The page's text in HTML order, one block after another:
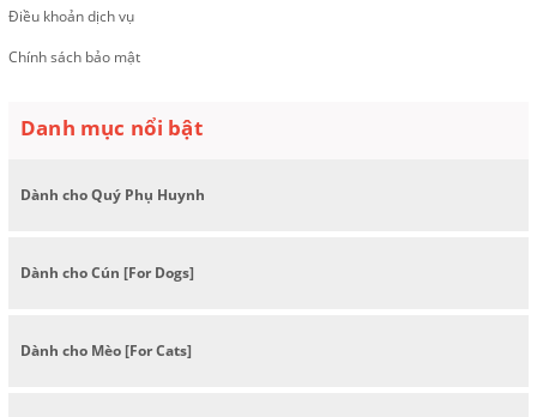
Điều khoản dịch vụ
Chính sách bảo mật
Danh mục nổi bật
Dành cho Quý Phụ Huynh
Dành cho Cún [For Dogs]
Dành cho Mèo [For Cats]